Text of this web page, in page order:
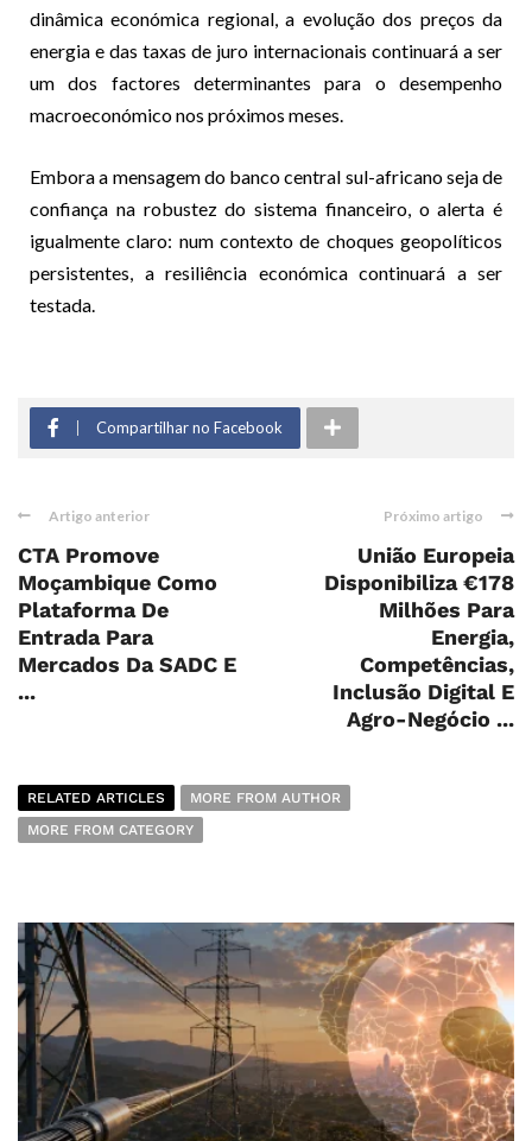
dinâmica económica regional, a evolução dos preços da
energia e das taxas de juro internacionais continuará a ser
um dos factores determinantes para o desempenho
macroeconómico nos próximos meses.
Embora a mensagem do banco central sul-africano seja de
confiança na robustez do sistema financeiro, o alerta é
igualmente claro: num contexto de choques geopolíticos
persistentes, a resiliência económica continuará a ser
testada.
Compartilhar no Facebook
Artigo anterior
CTA Promove
Moçambique Como
Plataforma De
Entrada Para
Mercados Da SADC E
...
Próximo artigo
União Europeia
Disponibiliza €178
Milhões Para
Energia,
Competências,
Inclusão Digital E
Agro-Negócio ...
RELATED ARTICLES
MORE FROM AUTHOR
MORE FROM CATEGORY